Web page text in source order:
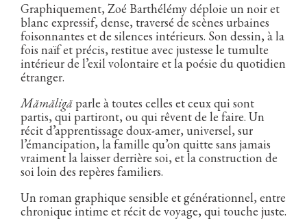
Graphiquement, Zoé Barthélémy déploie un noir et
blanc expressif, dense, traversé de scènes urbaines
foisonnantes et de silences intérieurs. Son dessin, à la
fois naïf et précis, restitue avec justesse le tumulte
intérieur de l’exil volontaire et la poésie du quotidien
étranger.
Mămăligăparle à toutes celles et ceux qui sont
partis, qui partiront, ou qui rêvent de le faire. Un
récit d’apprentissage doux-amer, universel, sur
l’émancipation, la famille qu’on quitte sans jamais
vraiment la laisser derrière soi, et la construction de
soi loin des repères familiers.
Un roman graphique sensible et générationnel, entre
chronique intime et récit de voyage, qui touche juste.